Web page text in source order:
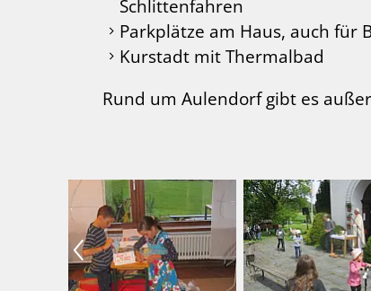
Schlittenfahren
Parkplätze am Haus, auch für
Kurstadt mit Thermalbad
Rund um Aulendorf gibt es